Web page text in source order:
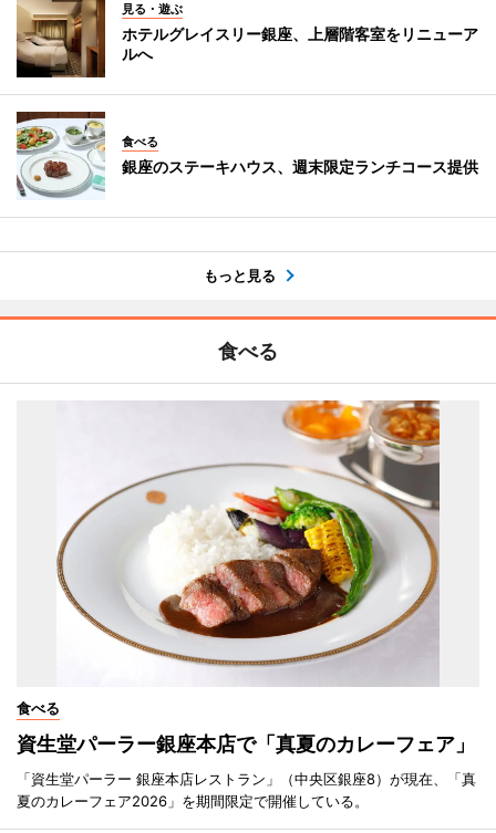
見る・遊ぶ
ホテルグレイスリー銀座、上層階客室をリニューア
ルへ
食べる
銀座のステーキハウス、週末限定ランチコース提供
もっと見る
食べる
食べる
資生堂パーラー銀座本店で「真夏のカレーフェア」
「資生堂パーラー 銀座本店レストラン」（中央区銀座8）が現在、「真
夏のカレーフェア2026」を期間限定で開催している。